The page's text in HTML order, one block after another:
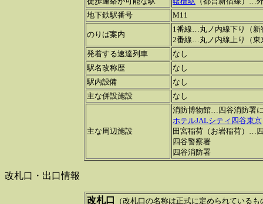
地下鉄駅番号
M11
のりば案内
1番線…丸ノ内線下り（
2番線…丸ノ内線上り（
発着する速達列車
なし
駅名改称歴
なし
駅内設備
なし
主な併設施設
なし
主な周辺施設
消防博物館…四谷消防署
ホテルJALシティ四谷東京
田宮稲荷（お岩稲荷）…
四谷警察署
四谷消防署
改札口・出口情報
改札口
（改札口の名称は正式に定められている